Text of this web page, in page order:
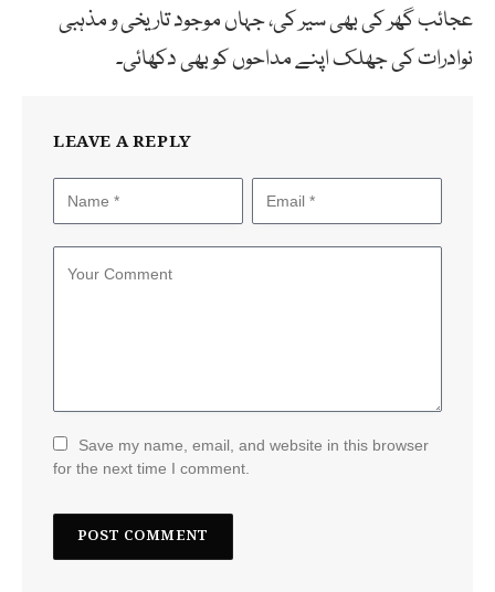
عجائب گھر کی بھی سیر کی، جہاں موجود تاریخی و مذہبی
نوادرات کی جھلک اپنے مداحوں کو بھی دکھائی۔
LEAVE A REPLY
Save my name, email, and website in this browser
for the next time I comment.